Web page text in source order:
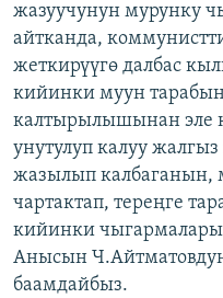
жазуучунун мурунку
айтканда,
жеткирүүгө далбас
кийинки муун
калтырылышынан эле
унутулуп калуу
жазылып калбаганын,
чартактап, тереңге
кийинки
Анысын
баамдайбыз.